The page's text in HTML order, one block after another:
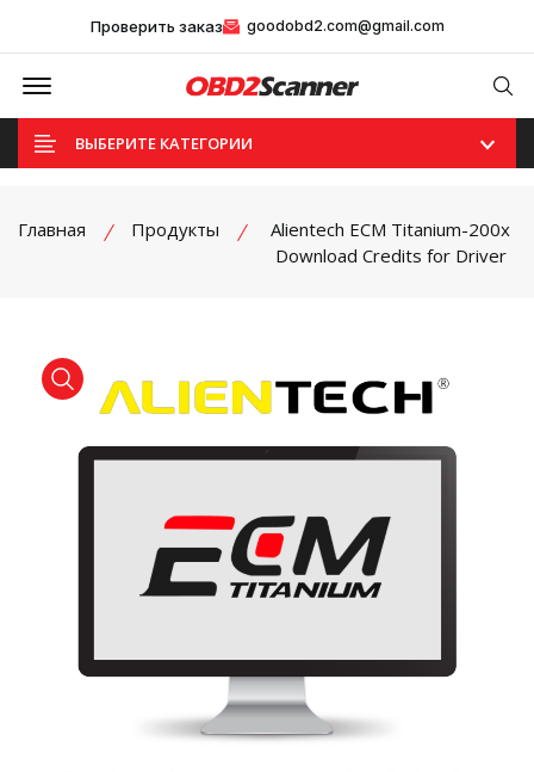
Проверить заказ goodobd2.com@gmail.com
Offcanvas Menu Open
ВЫБЕРИТЕ КАТЕГОРИИ
Главная Продукты
Alientech ECM Titanium-200x
Download Credits for Driver
product view